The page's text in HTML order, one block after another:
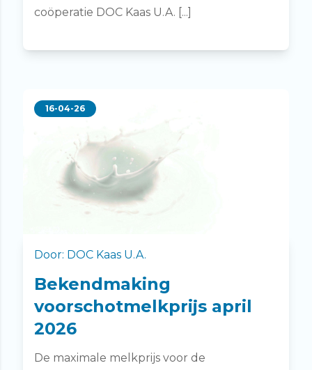
coöperatie DOC Kaas U.A. [...]
16-04-26
Door: DOC Kaas U.A.
Bekendmaking
voorschotmelkprijs april
2026
De maximale melkprijs voor de